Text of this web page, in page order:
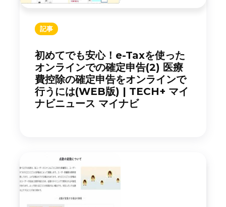
記事
初めてでも安心！e-Taxを使った
オンラインでの確定申告(2) 医療
費控除の確定申告をオンラインで
行うには(WEB版) | TECH+ マイ
ナビニュース マイナビ